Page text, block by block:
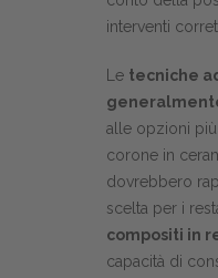
interventi
Le tecniche
alle opzioni
corone in
dovrebbero
scelta per i
compositi in
capacità di